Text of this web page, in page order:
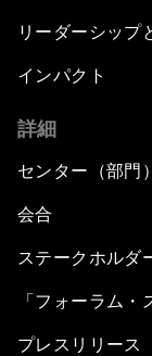
リーダーシップ
インパクト
詳細
センター（部門）
会合
ステークホルダ
「フォーラム・
プレスリリース